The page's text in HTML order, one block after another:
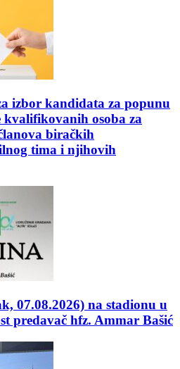
izbor kandidata za popunu
kvalifikovanih osoba za
biračkih
tima i njihovih
07.08.2026) na stadionu u
predavač hfz. Ammar Bašić